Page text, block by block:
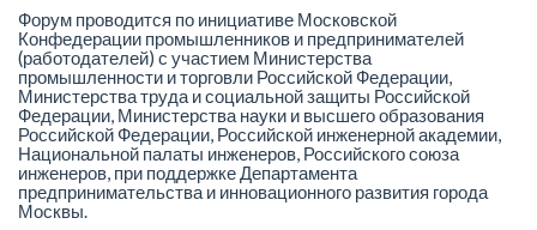
Форум проводится по инициативе Московской
Конфедерации промышленников и предпринимателей
(работодателей) с участием Министерства
промышленности и торговли Российской Федерации,
Министерства труда и социальной защиты Российской
Федерации, Министерства науки и высшего образования
Российской Федерации, Российской инженерной академии,
Национальной палаты инженеров, Российского союза
инженеров, при поддержке Департамента
предпринимательства и инновационного развития города
Москвы.